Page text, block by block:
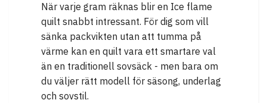
När varje gram räknas blir en Ice flame
quilt snabbt intressant. För dig som vill
sänka packvikten utan att tumma på
värme kan en quilt vara ett smartare val
än en traditionell sovsäck - men bara om
du väljer rätt modell för säsong, underlag
och sovstil.